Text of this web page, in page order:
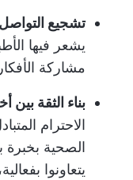
تشجيع
يشعر فيها
مشاركة
بناء الثقة بين
الاحترام
الصحية
يتعاونوا